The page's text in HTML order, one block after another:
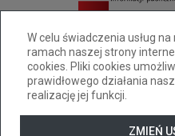
W celu świadczenia usług
ramach naszej strony
cookies. Pliki cookies
prawidłowego działania
realizację jej funkcji.
ZMIEŃ
33 812 58 83
Bielsko-
Tryb